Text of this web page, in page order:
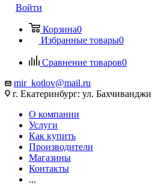
Войти
Корзина0
Избранные товары0
Сравнение товаров0
mir_kotlov@mail.ru
г. Екатеринбург: ул.
О компании
Услуги
Как купить
Производители
Магазины
Контакты
...